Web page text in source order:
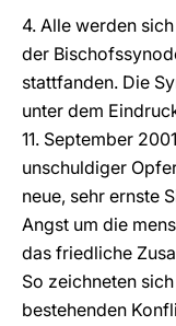
4. Alle werden
der
stattfanden. Die
unter dem
11. September
unschuldiger
neue, sehr ernste
Angst um die
das friedliche
So zeichneten
bestehenden